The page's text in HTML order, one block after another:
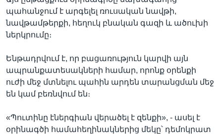
պահանջում է արգելել ռուսական նավթի,
նավթամթերքի, հեղուկ բնական գազի և ածուխի
ներկրումը։
Ենթադրվում է, որ բացառություն կարվի այն
ապրանքատեսակների համար, որոնք օրենքի
ուժի մեջ մտնելու պահին արդեն տարանցման մեջ
են կամ բեռնվում են։
«Պուտինը էներգիան վերածել է զենքի», - ասել է
օրինագծի համահեղինակներից մեկը՝ դեմոկրատ